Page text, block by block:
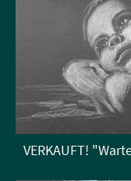
VERKAUFT!